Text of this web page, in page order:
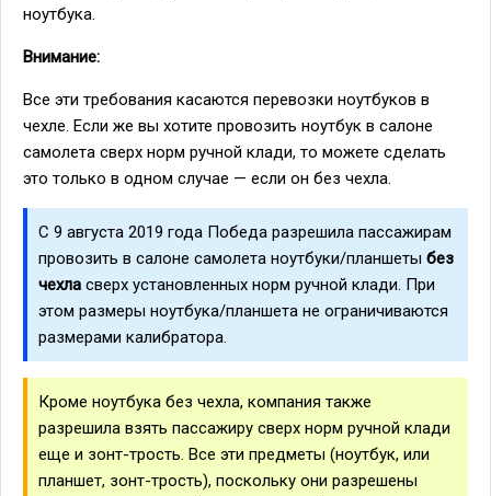
ноутбука.
Внимание:
Все эти требования касаются перевозки ноутбуков в
чехле. Если же вы хотите провозить ноутбук в салоне
самолета сверх норм ручной клади, то можете сделать
это только в одном случае — если он без чехла.
C 9 августа 2019 года Победа разрешила пассажирам
провозить в салоне самолета ноутбуки/планшеты без
чехла сверх установленных норм ручной клади. При
этом размеры ноутбука/планшета не ограничиваются
размерами калибратора.
Кроме ноутбука без чехла, компания также
разрешила взять пассажиру сверх норм ручной клади
еще и зонт-трость. Все эти предметы (ноутбук, или
планшет, зонт-трость), поскольку они разрешены